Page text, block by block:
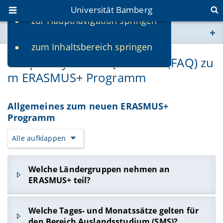
zur Hauptnavigation springen
zum Inhaltsbereich springen
Universität Bamberg
www.uni-bamberg.de
univis.uni-bamberg.de
fis.uni-bamberg.de
Frequently Asked Questions (FAQ) zu
m ERASMUS+ Programm
Allgemeines zum neuen ERASMUS+
Programm
Alle aufklappen
Welche Ländergruppen nehmen an
ERASMUS+ teil?
Am ERASMUS+ Programm nehmen derzeit 33
europäische Länder teil. Diese werden von der
Welche Tages- und Monatssätze gelten für